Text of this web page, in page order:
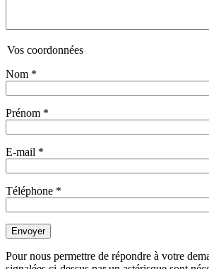
Vos coordonnées
Nom *
Prénom *
E-mail *
Téléphone *
Pour nous permettre de répondre à votre